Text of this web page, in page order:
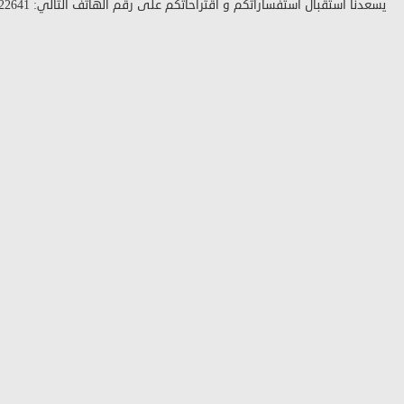
يسعدنا استقبال استفساراتكم و اقتراحاتكم على رقم الهاتف التالي: